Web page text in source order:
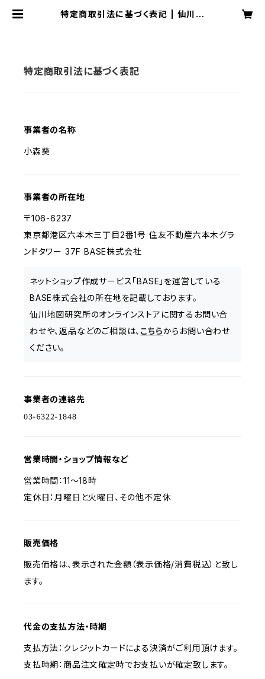
特定商取引法に基づく表記 | 仙川地
特定商取引法に基づく表記
事業者の名称
小森葵
事業者の所在地
〒106-6237
東京都港区六本木三丁目2番1号 住友不動産六本木グラ
ンドタワー 37F BASE株式会社
ネットショップ作成サービス「BASE」を運営している
BASE株式会社の所在地を記載しております。
仙川地図研究所のオンラインストアに関するお問い合
わせや、返品などのご相談は、 こちらからお問い合わせ
ください。
事業者の連絡先
営業時間・ショップ情報など
営業時間：11〜18時
定休日：月曜日と火曜日、その他不定休
販売価格
販売価格は、表示された金額（表示価格/消費税込）と致し
ます。
代金の支払方法・時期
支払方法：クレジットカードによる決済がご利用頂けます。
支払時期：商品注文確定時でお支払いが確定致します。